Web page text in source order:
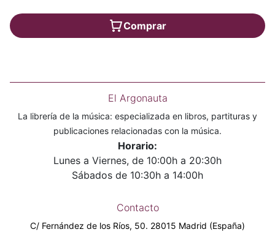
Comprar
El Argonauta
La librería de la música: especializada en libros, partituras y
publicaciones relacionadas con la música.
Horario:
Lunes a Viernes, de 10:00h a 20:30h
Sábados de 10:30h a 14:00h
Contacto
C/ Fernández de los Ríos, 50. 28015 Madrid (España)